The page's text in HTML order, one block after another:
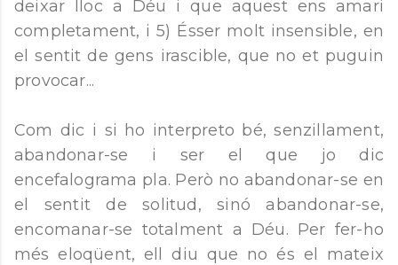
deixar lloc a Déu i que aquest ens amari
completament, i 5) Ésser molt insensible, en
el sentit de gens irascible, que no et puguin
provocar...
Com dic i si ho interpreto bé, senzillament,
abandonar-se i ser el que jo dic
encefalograma pla. Però no abandonar-se en
el sentit de solitud, sinó abandonar-se,
encomanar-se totalment a Déu. Per fer-ho
més eloqüent, ell diu que no és el mateix